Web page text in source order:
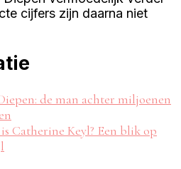
cijfers zijn daarna niet
de man achter miljoenen
Catherine Keyl? Een blik op